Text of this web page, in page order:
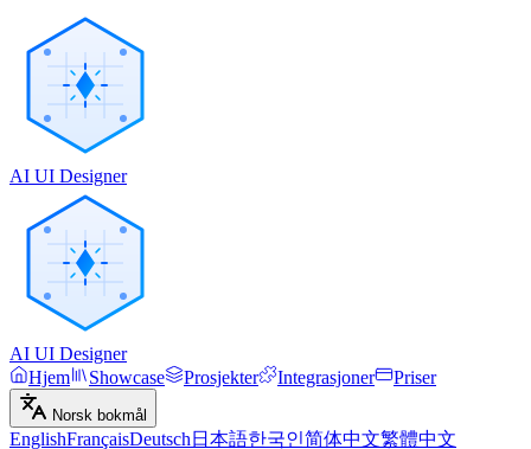
AI UI Designer
AI UI Designer
Hjem
Showcase Prosjekter Integrasjoner Priser
Norsk bokmål
EnglishFrançaisDeutsch 日本語한국인简体中文繁體中文